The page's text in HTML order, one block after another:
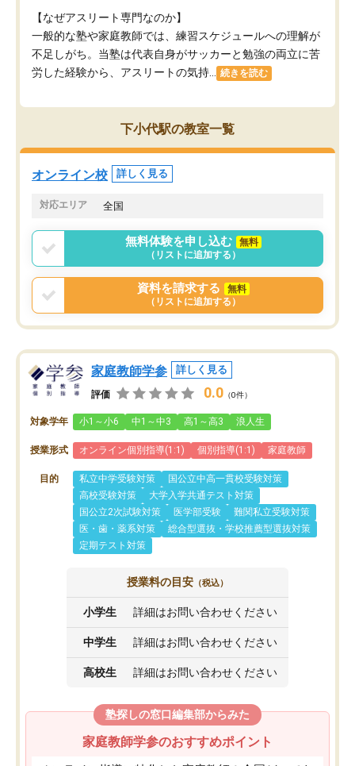
【なぜアスリート専門なのか】
一般的な塾や家庭教師では、練習スケジュールへの理解が
不足しがち。当塾は代表自身がサッカーと勉強の両立に苦
労した経験から、アスリートの気持...
続きを読む
下小代駅の教室一覧
オンライン校 詳しく見る
対応エリア 全国
無料体験を申し込む
無料
（リストに追加する）
資料を請求する
無料
（リストに追加する）
家庭教師学参 詳しく見る
評価 0.0 （0件）
対象学年 小1～小6 中1～中3 高1～高3 浪人生
授業形式 オンライン個別指導(1:1) 個別指導(1:1) 家庭教師
目的 私立中学受験対策
国公立中高一貫校受験対策
高校受験対策
大学入学共通テスト対策
国公立2次試験対策
医学部受験
難関私立受験対策
医・歯・薬系対策
総合型選抜・学校推薦型選抜対策
定期テスト対策
授業料の目安 （税込）
小学生 詳細はお問い合わせください
中学生 詳細はお問い合わせください
高校生 詳細はお問い合わせください
塾探しの窓口編集部からみた
家庭教師学参のおすすめポイント